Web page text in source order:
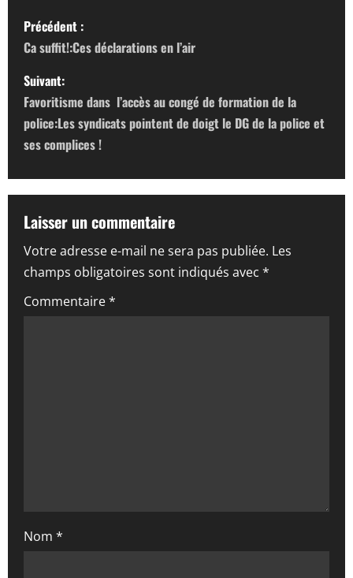
N
a
v
i
g
a
t
i
o
n
c
Précédent :
Ca suffit!:Ces déclarations en l’air
Suivant:
Favoritisme dans l’accès au congé de formation de la
police:Les syndicats pointent de doigt le DG de la police et
ses complices !
Laisser un commentaire
Votre adresse e-mail ne sera pas publiée. Les
champs obligatoires sont indiqués avec *
Commentaire*
Nom *